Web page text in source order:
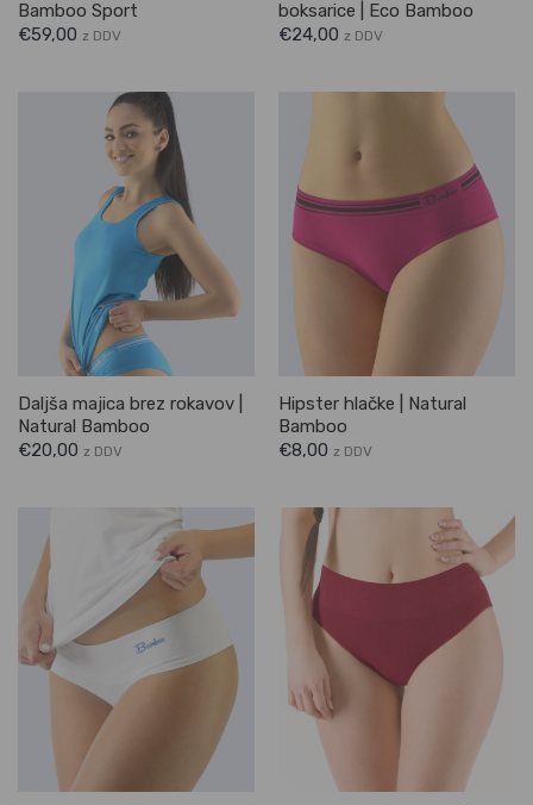
Bamboo Sport
€59,00 z DDV
boksarice | Eco Bamboo
€24,00 z DDV
Daljša majica brez rokavov |
Natural Bamboo
€20,00 z DDV
Hipster hlačke | Natural
Bamboo
€8,00 z DDV